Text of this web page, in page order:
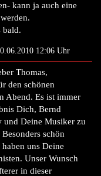
kann ja auch eine
bald.
12:06 Uhr
Thomas,
den schönen
Abend. Es ist immer
Dich, Bernd
und Deine Musiker zu
schön
uns Deine
Unser Wunsch
in dieser